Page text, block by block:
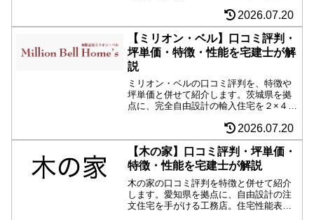
ーボード」などこだわりの技術を集結し
た建築を手がける。人気の北欧デザイン
や、セルコホーム熊本中央として輸入住
宅も要チェック。
2026.07.20
【ミリオン・ベル】口コミ評判・
坪単価・特徴・性能を宅建士が解
説
ミリオン・ベルの口コミ評判を、特徴や
坪単価と併せて紹介します。茨城県を拠
点に、完全自由設計の輸入住宅を２×４・
るデザイン性の高さはもちろん、長期優
良住宅仕様が標準の高い住宅性能も必
見。家具や照明までトータルコーディネ
ートしてくれる。
2026.07.20
【木の家】口コミ評判・坪単価・
特徴・性能を宅建士が解説
木の家の口コミ評判を特徴と併せて紹介
します。愛知県を拠点に、自由設計の注
文住宅を手がける工務店。住宅性能表示